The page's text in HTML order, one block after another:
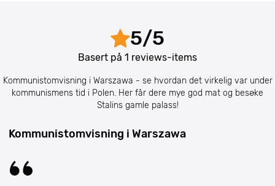
5/5
Basert på 1 reviews-items
Kommunistomvisning i Warszawa - se hvordan det virkelig var under
kommunismens tid i Polen. Her får dere mye god mat og besøke
Stalins gamle palass!
Kommunistomvisning i Warszawa